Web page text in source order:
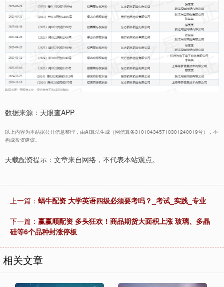
数据来源：天眼查APP
以上内容为本站据公开信息整理，由AI算法生成（网信算备310104345710301240019号），不
构成投资建议。
天载配资提示：文章来自网络，不代表本站观点。
上一篇： 蜗牛配资 大学英语四级必须要考吗？_考试_实践_专业
下一篇： 赢赢顺配资 多头狂欢！商品期货大面积上涨 玻璃、多晶
硅等6个品种封涨停板
相关文章